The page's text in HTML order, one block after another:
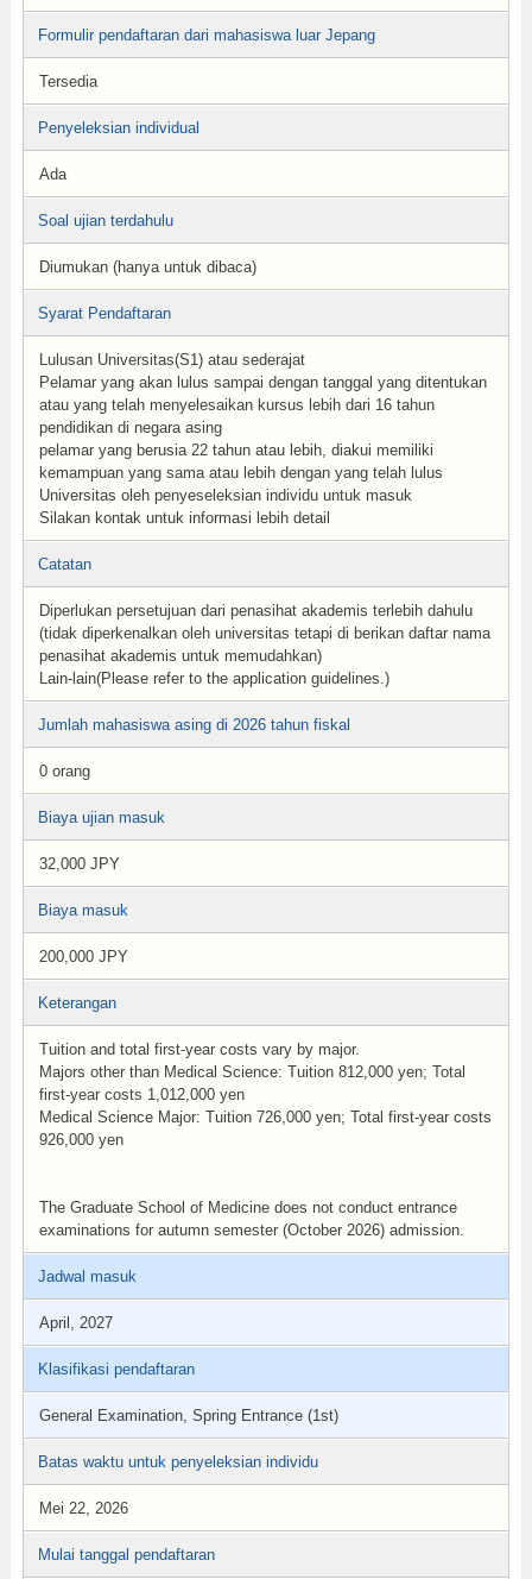
Formulir pendaftaran dari mahasiswa luar Jepang
Tersedia
Penyeleksian individual
Ada
Soal ujian terdahulu
Diumukan (hanya untuk dibaca)
Syarat Pendaftaran
Lulusan Universitas(S1) atau sederajat
Pelamar yang akan lulus sampai dengan tanggal yang ditentukan
atau yang telah menyelesaikan kursus lebih dari 16 tahun
pendidikan di negara asing
pelamar yang berusia 22 tahun atau lebih, diakui memiliki
kemampuan yang sama atau lebih dengan yang telah lulus
Universitas oleh penyeseleksian individu untuk masuk
Silakan kontak untuk informasi lebih detail
Catatan
Diperlukan persetujuan dari penasihat akademis terlebih dahulu
(tidak diperkenalkan oleh universitas tetapi di berikan daftar nama
penasihat akademis untuk memudahkan)
Lain-lain(Please refer to the application guidelines.)
Jumlah mahasiswa asing di 2026 tahun fiskal
0 orang
Biaya ujian masuk
32,000 JPY
Biaya masuk
200,000 JPY
Keterangan
Tuition and total first-year costs vary by major.
Majors other than Medical Science: Tuition 812,000 yen; Total
first-year costs 1,012,000 yen
Medical Science Major: Tuition 726,000 yen; Total first-year costs
926,000 yen
The Graduate School of Medicine does not conduct entrance
examinations for autumn semester (October 2026) admission.
Jadwal masuk
April, 2027
Klasifikasi pendaftaran
General Examination, Spring Entrance (1st)
Batas waktu untuk penyeleksian individu
Mei 22, 2026
Mulai tanggal pendaftaran